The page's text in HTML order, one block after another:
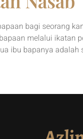
bagi seorang
melalui ikatan
ibu bapanya